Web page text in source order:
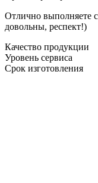
Отлично выполняете
довольны, респект!)
Качество продукции
Уровень сервиса
Срок изготовления